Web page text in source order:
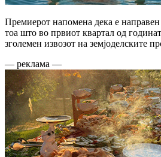
Премиерот напомена дека е
тоа што во првиот квартал од
зголемен извозот на земјоделските
— реклама —